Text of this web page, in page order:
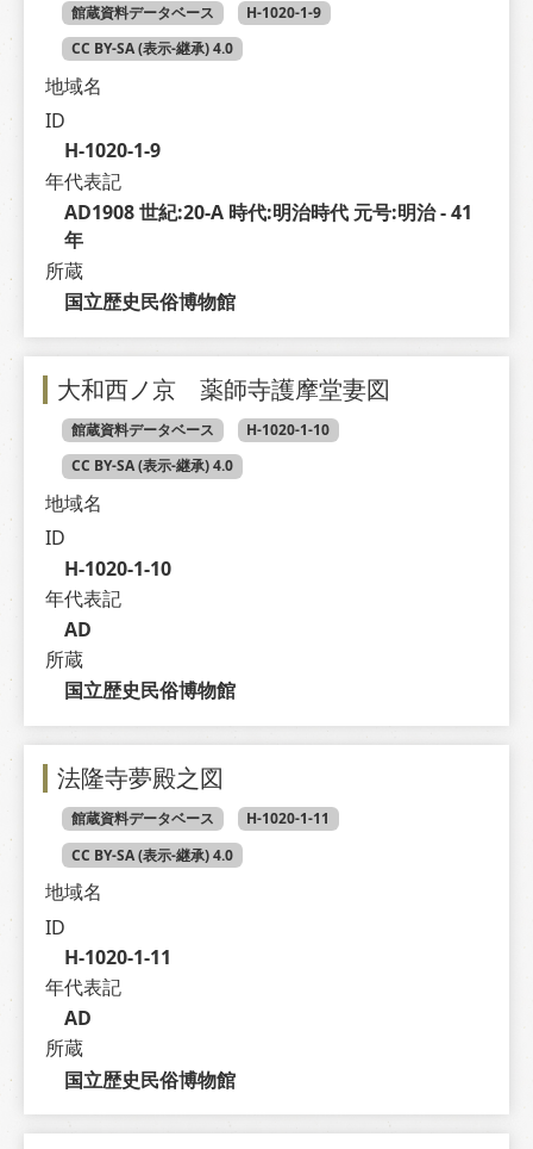
館蔵資料データベース
H-1020-1-9
CC BY-SA (表示-継承) 4.0
地域名
ID
H-1020-1-9
年代表記
AD1908 世紀:20-A 時代:明治時代 元号:明治 - 41
年
所蔵
国立歴史民俗博物館
大和西ノ京 薬師寺護摩堂妻図
館蔵資料データベース
H-1020-1-10
CC BY-SA (表示-継承) 4.0
地域名
ID
H-1020-1-10
年代表記
AD
所蔵
国立歴史民俗博物館
法隆寺夢殿之図
館蔵資料データベース
H-1020-1-11
CC BY-SA (表示-継承) 4.0
地域名
ID
H-1020-1-11
年代表記
AD
所蔵
国立歴史民俗博物館